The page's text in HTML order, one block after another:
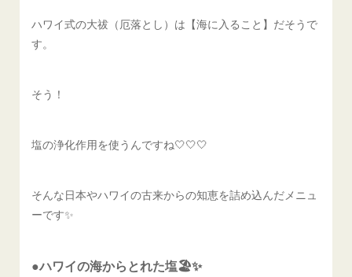
ハワイ式の大祓（厄落とし）は【海に入ること】だそうで
す。
そう！
塩の浄化作用を使うんですね🤍🤍🤍
そんな日本やハワイの古来からの知恵を詰め込んだメニュ
ーです✨
●ハワイの海からとれた塩🏖✨